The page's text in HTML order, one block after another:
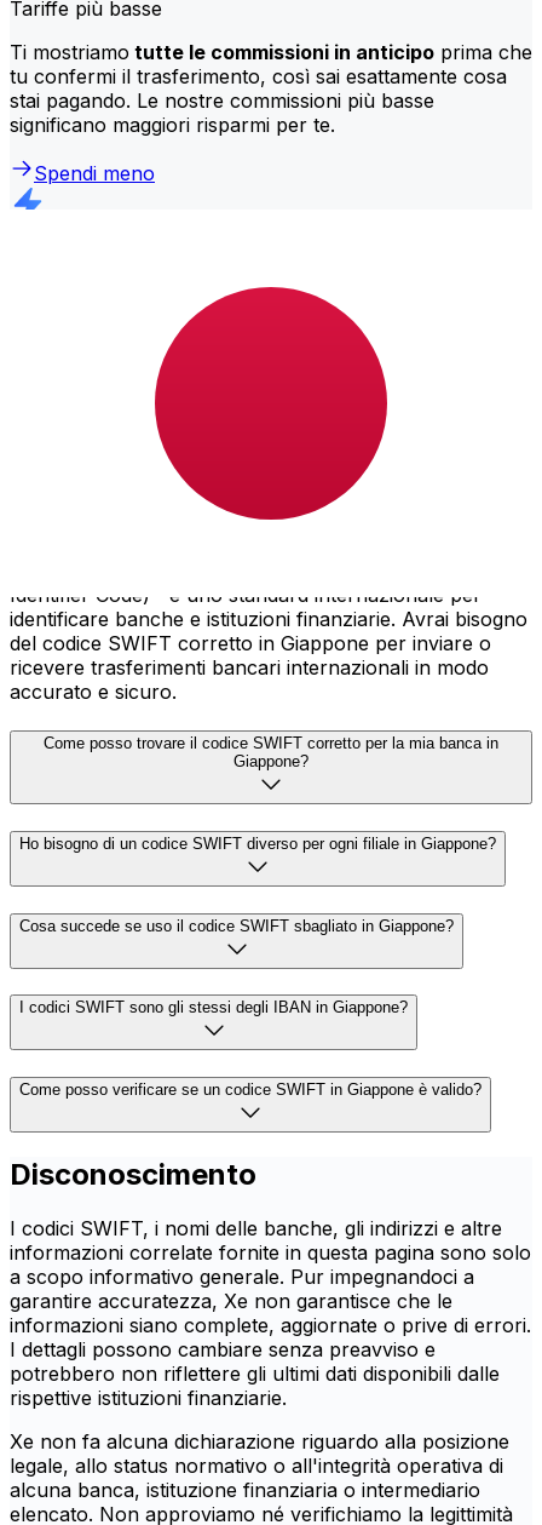
Tariffe più basse
Ti mostriamo tutte le commissioni in anticipo prima che
tu confermi il trasferimento, così sai esattamente cosa
stai pagando. Le nostre commissioni più basse
significano maggiori risparmi per te.
Spendi meno
La maggior parte dei trasferimenti viene
. Comprendiamo che, quando si tratta di
soldi, il tempismo conta.
Manda più velocemente
Domande frequenti
Cos'è un codice SWIFT e perché ne ho bisogno in Giappone?
Identifier Code)—è uno standard internazionale per
identificare banche e istituzioni finanziarie. Avrai bisogno
del codice SWIFT corretto in Giappone per inviare o
ricevere trasferimenti bancari internazionali in modo
accurato e sicuro.
Come posso trovare il codice SWIFT corretto per la mia banca in
Giappone?
Ho bisogno di un codice SWIFT diverso per ogni filiale in Giappone?
Cosa succede se uso il codice SWIFT sbagliato in Giappone?
I codici SWIFT sono gli stessi degli IBAN in Giappone?
Come posso verificare se un codice SWIFT in Giappone è valido?
Disconoscimento
I codici SWIFT, i nomi delle banche, gli indirizzi e altre
informazioni correlate fornite in questa pagina sono solo
a scopo informativo generale. Pur impegnandoci a
garantire accuratezza, Xe non garantisce che le
informazioni siano complete, aggiornate o prive di errori.
I dettagli possono cambiare senza preavviso e
potrebbero non riflettere gli ultimi dati disponibili dalle
rispettive istituzioni finanziarie.
Xe non fa alcuna dichiarazione riguardo alla posizione
legale, allo status normativo o all'integrità operativa di
alcuna banca, istituzione finanziaria o intermediario
elencato. Non approviamo né verifichiamo la legittimità